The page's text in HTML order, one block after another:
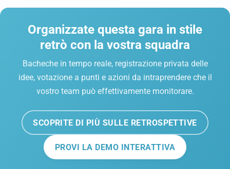
Organizzate questa gara in stile
retrò con la vostra squadra
Bacheche in tempo reale, registrazione privata delle
idee, votazione a punti e azioni da intraprendere che il
vostro team può effettivamente monitorare.
SCOPRITE DI PIÙ SULLE RETROSPETTIVE
PROVI LA DEMO INTERATTIVA